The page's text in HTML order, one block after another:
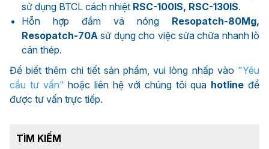
sử dụng BTCL cách nhiệt RSC-100IS, RSC-130IS.
Hỗn hợp đầm vá nóng Resopatch-80Mg,
Resopatch-70A sử dụng cho việc sửa chữa nhanh lò
cán thép.
Để biết thêm chi tiết sản phẩm, vui lòng nhấp vào "Yêu
cầu tư vấn" hoặc liên hệ với chúng tôi qua hotlineđể
được tư vấn trực tiếp.
TÌM KIẾM